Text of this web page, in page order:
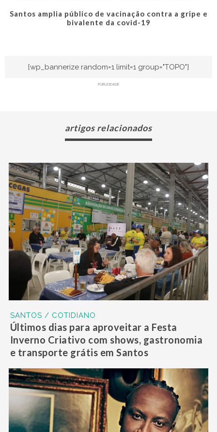
Santos amplia público de vacinação contra a gripe e
bivalente da covid-19
[wp_bannerize random=1 limit=1 group="TOPO"]
PUBLICIDADE
artigos relacionados
SANTOS / COTIDIANO
Últimos dias para aproveitar a Festa
Inverno Criativo com shows, gastronomia
e transporte grátis em Santos